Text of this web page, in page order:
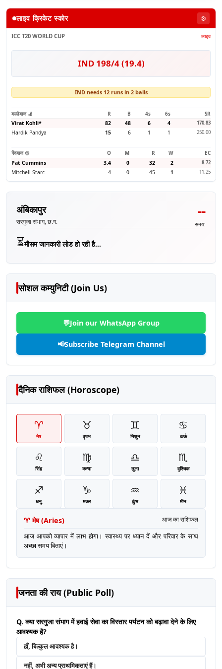
लाइव क्रिकेट स्कोर ⚙️
ICC T20 WORLD CUP लाइव
IND 198/4 (19.4)
IND needs 12 runs in 2 balls
बल्लेबाज 🏏 R B 4s 6s
SR
Virat Kohli* 82 48 6 4 170.83
Hardik Pandya 15 6 1 1 250.00
गेंदबाज 🥎 O M R W
EC
Pat Cummins
3.4 0 32 2 8.72
Mitchell Starc 4 0 45 1 11.25
अंबिकापुर
सरगुजा संभाग, छ.ग.
--
समय:
⏳मौसम जानकारी लोड हो रही है...
सोशल कम्युनिटी (Join Us)
💬Join our WhatsApp Group
📢Subscribe Telegram Channel
दैनिक राशिफल (Horoscope)
♈
मेष
♉
वृषभ
♊
मिथुन
♋
कर्क
♌
सिंह
♍
कन्या
♎
तुला
♏
वृश्चिक
♐
धनु
♑
मकर
♒
कुंभ
♓
मीन
♈ मेष(Aries) आज का राशिफल
आज आपको व्यापार में लाभ होगा। स्वास्थ्य पर ध्यान दें और परिवार के साथ
अच्छा समय बिताएं।
जनता की राय (Public Poll)
Q. क्या सरगुजा संभाग में हवाई सेवा का विस्तार पर्यटन को बढ़ावा देने के लिए
आवश्यक है?
हाँ, बिल्कुल आवश्यक है।
नहीं, अभी अन्य प्राथमिकताएं हैं।